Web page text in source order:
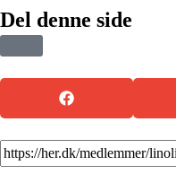
Del denne side